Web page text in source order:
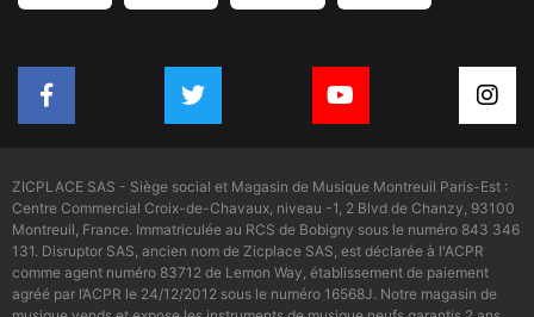
ZICPLACE SAS - Siège social et Magasin de Musique Montreuil Paris-Est :
Centre Commercial Croix-de-Chavaux, niveau -1, 2 Blvd de Chanzy, 93100
Montreuil, France. Immatriculée au RCS de Bobigny sous le numéro 843 346
131. Disruptor SAS, ancien nom de Zicplace SAS, est déclarée à l'ACPR
comme agent numéro 83712 de Lemon Way, établissement de paiement
agréé par l’ACPR le 24/12/2012 sous le numéro 16568J. Notre magasin de